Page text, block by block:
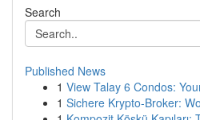
Search
Published News
1 View Talay 6 Condos:
1 Sichere Krypto-Broker: